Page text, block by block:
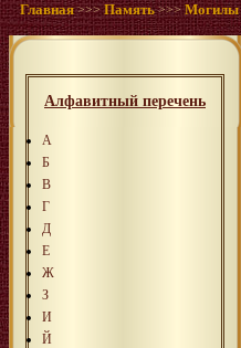
Главная >>>Память >>>Могилы
Алфавитный перечень
А
Б
В
Г
Д
Е
Ж
З
И
Й